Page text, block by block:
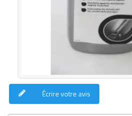
Écrire votre avis